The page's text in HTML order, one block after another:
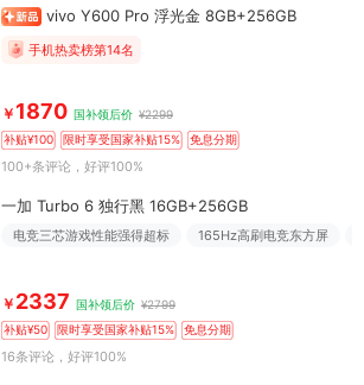
vivo Y600 Pro 浮光金 8GB+256GB
手机热卖榜第14名
￥ 1870 国补领后价 ¥2299
补贴¥100
限时享受国家补贴15% 免息分期
100+条评论 ，好评100%
一加 Turbo 6 独行黑 16GB+256GB
电竞三芯游戏性能强得超标 165Hz高刷电竞东方屏
￥ 2337 国补领后价 ¥2799
补贴¥50
限时享受国家补贴15% 免息分期
16条评论 ，好评100%